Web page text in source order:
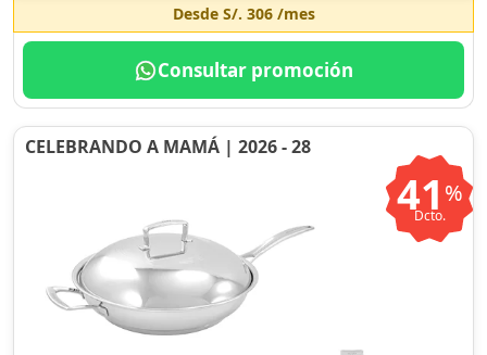
Desde S/. 306/mes
Consultar promoción
CELEBRANDO A MAMÁ | 2026 - 28
41 %
Dcto.